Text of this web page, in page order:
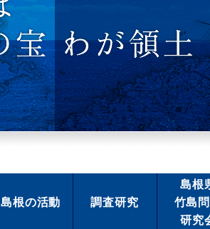
島根の活動 調査研究
島根
竹島
研究